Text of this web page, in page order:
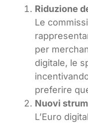
Riduzione
Le
per
digitale, le
preferire
Nuovi
L’Euro